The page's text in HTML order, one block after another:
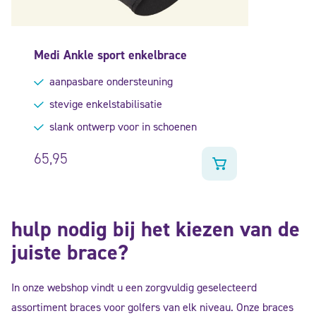
Medi Ankle sport enkelbrace
aanpasbare ondersteuning
stevige enkelstabilisatie
slank ontwerp voor in schoenen
65,95
hulp nodig bij het kiezen van de
juiste brace?
In onze webshop vindt u een zorgvuldig geselecteerd
assortiment braces voor golfers van elk niveau. Onze braces